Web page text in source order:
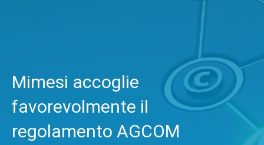
Mimesi accoglie
favorevolmente il
regolamento AGCOM